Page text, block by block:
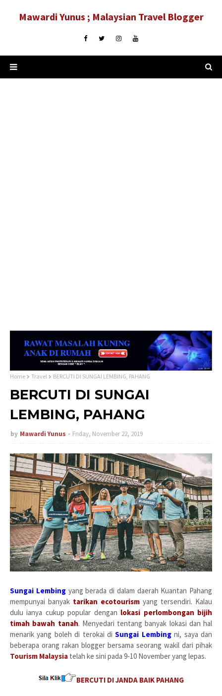
Mawardi Yunus ; Malaysian Travel Blogger
Home Travel BERCUTI DI SUNGAI LEMBING, PAHANG
BERCUTI DI SUNGAI
LEMBING, PAHANG
by Mawardi Yunus Friday, November 22, 2019
Sungai Lembing yang berada di dalam daerah Kuantan Pahang
mempunyai banyak tarikan ecotourism yang tersendiri. Kalau
dulu ianya cukup popular dengan lokasi perlombongan bijih
timah bawah tanah. Menyedari tentang banyak lokasi dan hal
menarik yang boleh di terokai diSungai Lembingni, saya dan
beberapa orang rakan blogger bersama seorang wakil dari pihak
Tourism Malaysia telah ke sini pada 9-10 November yang lepas.
BERCUTI DI JANDA BAIK PAHANG